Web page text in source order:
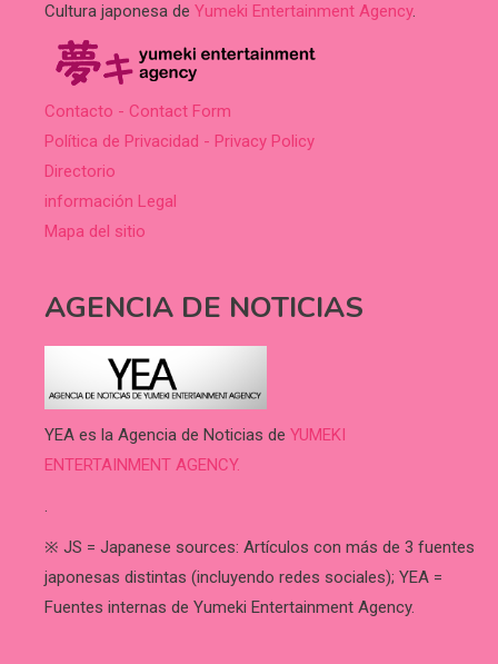
Cultura japonesa de Yumeki Entertainment Agency.
Contacto - Contact Form
Política de Privacidad - Privacy Policy
Directorio
información Legal
Mapa del sitio
AGENCIA DE NOTICIAS
YEA es la Agencia de Noticias de YUMEKI
ENTERTAINMENT AGENCY.
.
※ JS = Japanese sources: Artículos con más de 3 fuentes
japonesas distintas (incluyendo redes sociales); YEA =
Fuentes internas de Yumeki Entertainment Agency.